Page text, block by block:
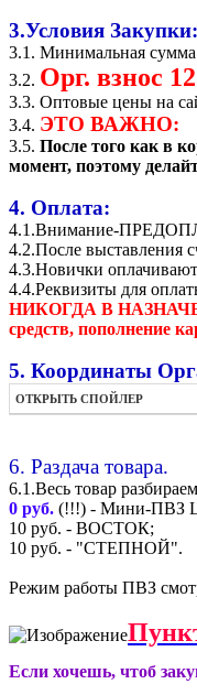
3.Условия Закупки:
3.1. Минимальная сумма
3.2. Орг. взнос
3.3. Оптовые цены на
3.4. ЭТО ВАЖНО:
3.5. После того как в
момент, поэтому
4. Оплата:
4.1.Внимание-
4.2.После выставления
4.3.Новички
4.4.Реквизиты для
НИКОГДА В
средств, пополнение
5. Координаты
ОТКРЫТЬ СПОЙЛЕР
6. Раздача товара.
6.1.Весь товар
0 руб. (!!!) - Мини-ПВЗ
10 руб. - ВОСТОК;
10 руб. - "СТЕПНОЙ".
Режим работы ПВЗ
Если хочешь, чтоб